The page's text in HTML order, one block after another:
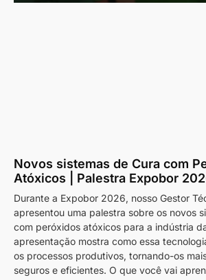
Novos sistemas de Cura com
Atóxicos | Palestra Expobor
Durante a Expobor 2026, nosso Gestor
apresentou uma palestra sobre os novos
com peróxidos atóxicos para a indústria
apresentação mostra como essa
os processos produtivos, tornando-os
seguros e eficientes. O que você vai